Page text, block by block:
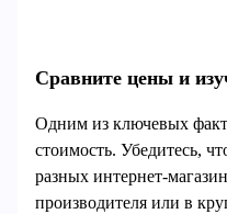
Сравните цены и
Одним из ключевых
стоимость. Убедитесь,
разных интернет-
производителя или в